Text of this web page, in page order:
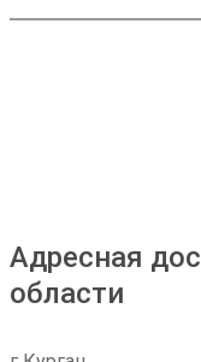
Адресная
области